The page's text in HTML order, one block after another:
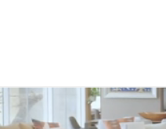
com elegância,